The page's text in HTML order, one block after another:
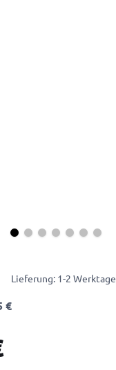
Lieferung: 1-2 Werktage
€